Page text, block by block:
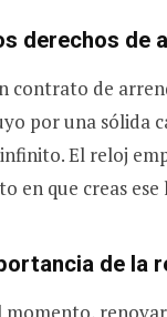
derechos de
contrato de
por una sólida
El reloj
en que creas ese
de la